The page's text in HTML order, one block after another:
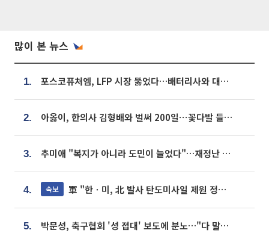
많이 본 뉴스
1. 포스코퓨처엠, LFP 시장 뚫었다…배터리사와 대규모 장기 공급 합의
2. 아옳이, 한의사 김형배와 벌써 200일⋯꽃다발 들고 "프러포즈 아냐"
3. 추미애 "복지가 아니라 도민이 늘었다"…재정난 책임론 정면돌파
4. 속보 軍 "한ㆍ미, 北 발사 탄도미사일 제원 정밀분석 중"
5. 박문성, 축구협회 '성 접대' 보도에 분노…"다 말아먹으려고 작정했나"